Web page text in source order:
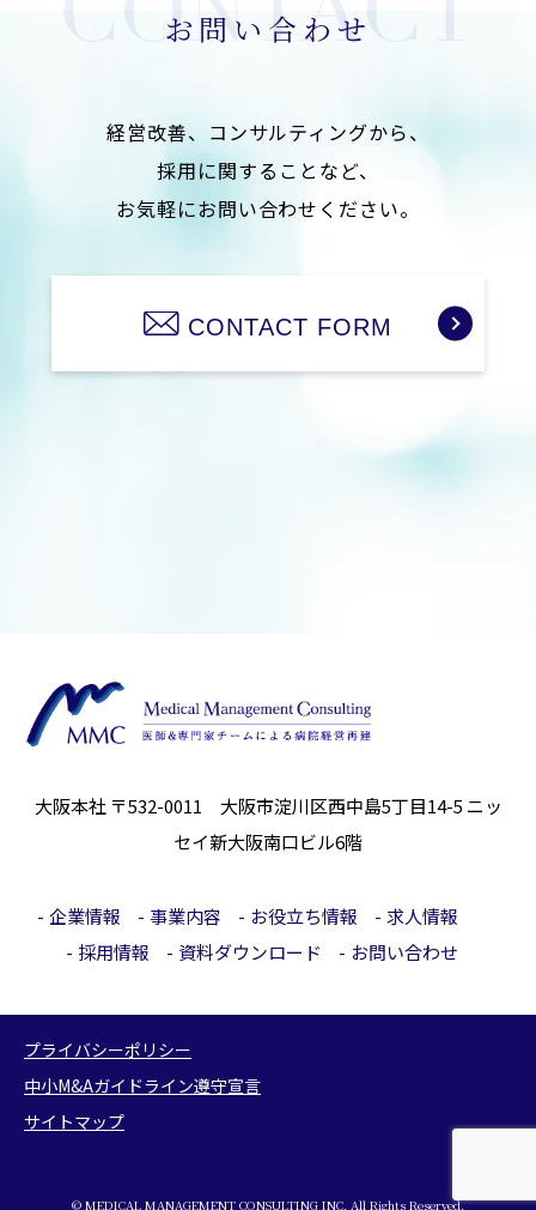
お問い合わせ
経営改善、コンサルティングから、
採用に関することなど、
お気軽にお問い合わせください。
CONTACT FORM
大阪本社 〒532-0011 大阪市淀川区西中島5丁目14-5 ニッ
セイ新大阪南口ビル6階
企業情報 事業内容 お役立ち情報
求人情報
採用情報
資料ダウンロード お問い合わせ
プライバシーポリシー
中小M&Aガイドライン遵守宣言
サイトマップ
© MEDICAL MANAGEMENT CONSULTING INC. All Rights Reserved.